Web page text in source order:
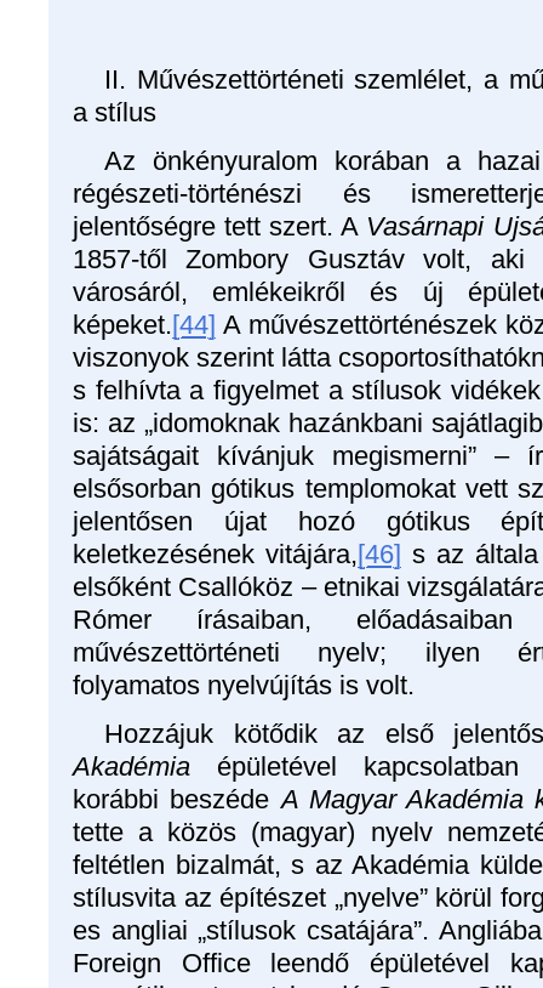
II. Művészettörténeti szemlélet, a
a stílus
Az önkényuralom korában a
régészeti-történészi és
jelentőségre tett szert. A Vasárnapi
1857-től Zombory Gusztáv volt,
városáról, emlékeikről és új
képeket.[44] A művészettörténészek
viszonyok szerint látta
s felhívta a figyelmet a stílusok
is: az „idomoknak hazánkbani
sajátságait kívánjuk megismerni” –
elsősorban gótikus templomokat vett
jelentősen újat hozó gótikus
keletkezésének vitájára,[46] s az
elsőként Csallóköz – etnikai
Rómer írásaiban,
művészettörténeti nyelv; ilyen
folyamatos nyelvújítás is volt.
Hozzájuk kötődik az első
Akadémia épületével kapcsolatban
korábbi beszédeA Magyar Akadémia
tette a közös (magyar) nyelv
feltétlen bizalmát, s az Akadémia
stílusvita az építészet „nyelve” körül
es angliai „stílusok csatájára”.
Foreign Office leendő épületével